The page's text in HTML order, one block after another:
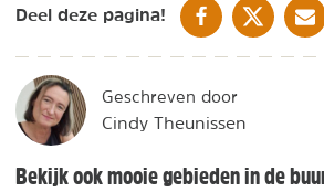
Deel deze pagina! DELEN OPDELEN OP X
Geschreven door
Cindy Theunissen
Bekijk ook mooie gebieden in de